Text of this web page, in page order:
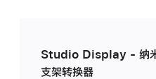
Studio Display - 纳
支架转换器